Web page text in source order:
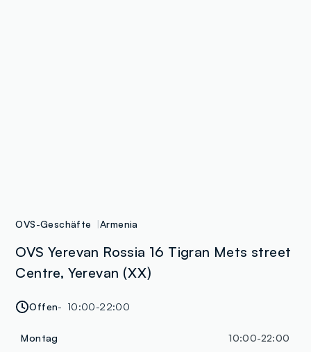
OVS-Geschäfte Armenia
OVS Yerevan Rossia 16 Tigran Mets street
Centre, Yerevan (XX)
Offen 10:00-22:00
Montag
10:00-22:00